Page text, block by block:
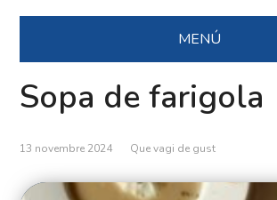
MENÚ
Sopa de farigola
13 novembre 2024 Que vagi de gust